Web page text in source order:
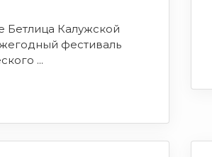
Бетлица Калужской
фестиваль
...